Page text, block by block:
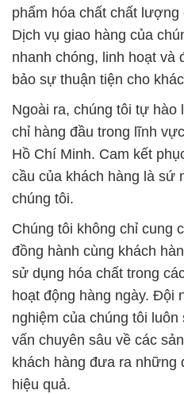
phẩm hóa chất chất
Dịch vụ giao hàng của
nhanh chóng, linh hoạt và
bảo sự thuận tiện cho
Ngoài ra, chúng tôi tự hào
chỉ hàng đầu trong lĩnh
Hồ Chí Minh. Cam kết
cầu của khách hàng là sứ
chúng tôi.
Chúng tôi không chỉ cung
đồng hành cùng khách
sử dụng hóa chất trong
hoạt động hàng ngày. Đội
nghiệm của chúng tôi
vấn chuyên sâu về các
khách hàng đưa ra những
hiệu quả.